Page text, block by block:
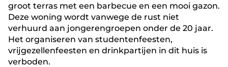
groot terras met een barbecue en een mooi gazon.
Deze woning wordt vanwege de rust niet
verhuurd aan jongerengroepen onder de 20 jaar.
Het organiseren van studentenfeesten,
vrijgezellenfeesten en drinkpartijen in dit huis is
verboden.